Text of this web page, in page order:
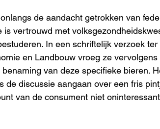
de aandacht getrokken van
vertrouwd met
In een schriftelijk verzoek ter
en Landbouw vroeg ze vervolgens
van deze specifieke bieren.
discussie aangaan over een fris
van de consument niet